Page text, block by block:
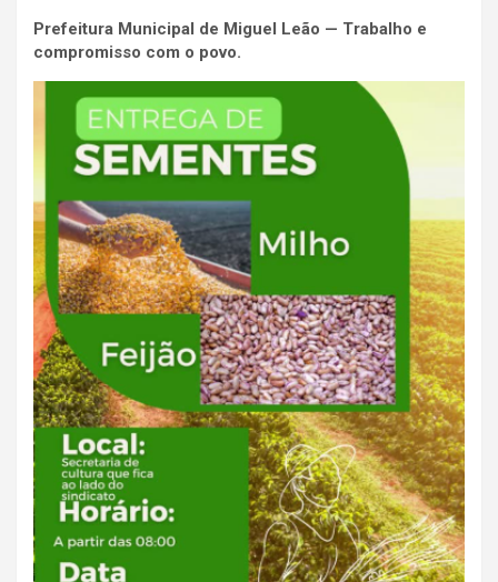
Prefeitura Municipal de Miguel Leão — Trabalho e
compromisso com o povo.